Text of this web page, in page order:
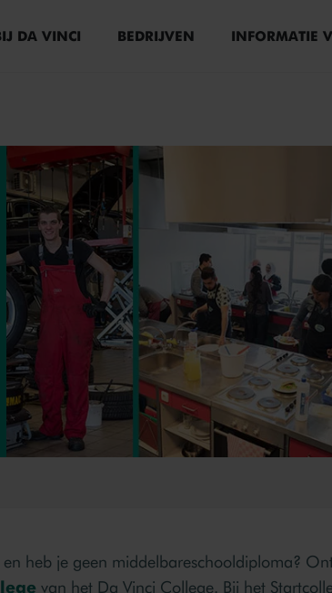
DA VINCI BEDRIJVEN INFORMATIE
heb je geen middelbareschooldiploma?
van het Da Vinci College. Bij het